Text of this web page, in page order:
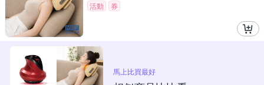
活動 券
馬上比買最好